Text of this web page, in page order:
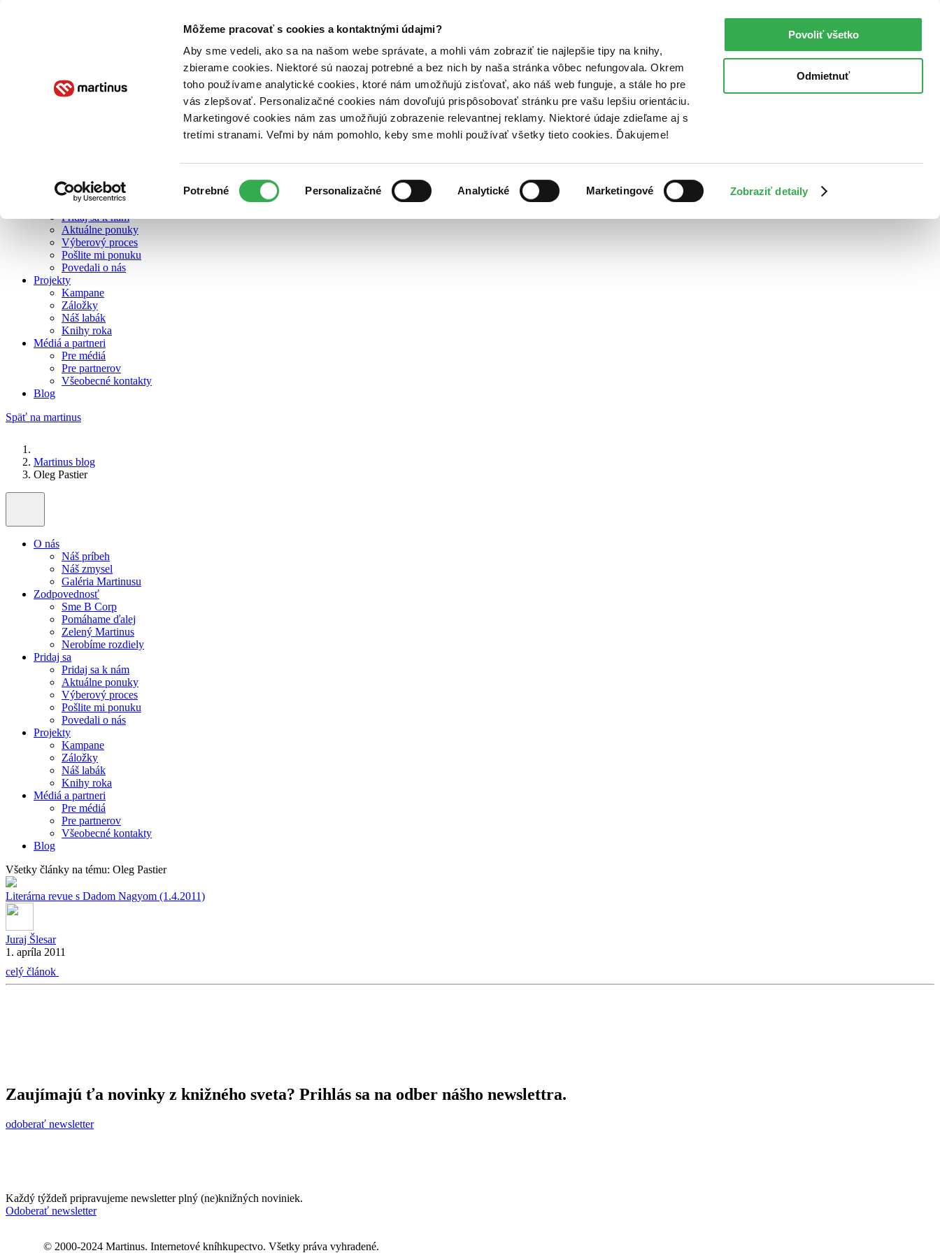
Môžeme pracovať s cookies a kontaktnými údajmi?
Aby sme vedeli, ako sa na našom webe správate, a mohli vám zobraziť tie najlepšie tipy na knihy,
zbierame cookies. Niektoré sú naozaj potrebné a bez nich by naša stránka vôbec nefungovala. Okrem
toho používame analytické cookies, ktoré nám umožňujú zisťovať, ako náš web funguje, a stále ho pre
vás zlepšovať. Personalizačné cookies nám dovoľujú prispôsobovať stránku pre vašu lepšiu orientáciu.
Marketingové cookies nám zas umožňujú zobrazenie relevantnej reklamy. Niektoré údaje zdieľame aj s
tretími stranami. Veľmi by nám pomohlo, keby sme mohli používať všetky tieto cookies. Ďakujeme!
súhlasu
Potrebné Personalizačné Analytické Marketingové Zobraziť detaily
Povoliť všetko
Odmietnuť
O nás
Zelený Martinus
Nerobíme rozdiely
Pridaj sa k nám
Aktuálne ponuky
Výberový proces
Pošlite mi ponuku
Povedali o nás
Projekty
Kampane
Záložky
Náš labák
Knihy roka
Médiá a partneri
Pre médiá
Pre partnerov
Všeobecné kontakty
Blog
Späť na martinus
Martinus blog
Oleg Pastier
O nás
Náš príbeh
Náš zmysel
Galéria Martinusu
Zodpovednosť
Sme B Corp
Pomáhame ďalej
Zelený Martinus
Nerobíme rozdiely
Pridaj sa
Pridaj sa k nám
Aktuálne ponuky
Výberový proces
Pošlite mi ponuku
Povedali o nás
Projekty
Kampane
Záložky
Náš labák
Knihy roka
Médiá a partneri
Pre médiá
Pre partnerov
Všeobecné kontakty
Blog
Všetky články na tému: Oleg Pastier
Literárna revue s Dadom Nagyom (1.4.2011)
Juraj Šlesar
1. apríla 2011
celý článok
Zaujímajú ťa novinky z knižného sveta? Prihlás sa na odber nášho newslettra.
odoberať newsletter
Každý týždeň pripravujeme newsletter plný (ne)knižných noviniek.
Odoberať newsletter
© 2000-2024 Martinus. Internetové kníhkupectvo. Všetky práva vyhradené.